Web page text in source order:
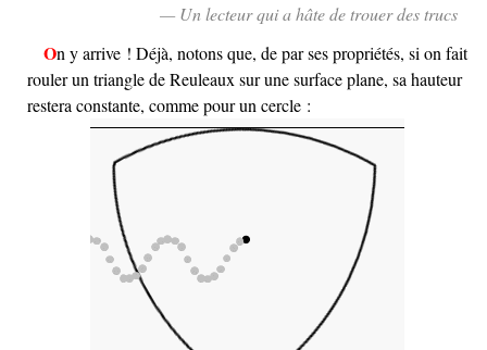
— Un lecteur qui a hâte de trouer des trucs
On y arrive ! Déjà, notons que, de par ses propriétés, si on fait
rouler un triangle de Reuleaux sur une surface plane, sa hauteur
restera constante, comme pour un cercle :